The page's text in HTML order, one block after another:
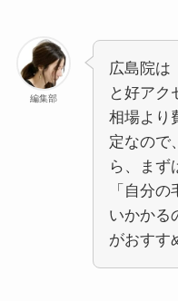
編集部
広島院は
と好アク
相場より
定なので
ら、まず
「自分
いかかる
がおす